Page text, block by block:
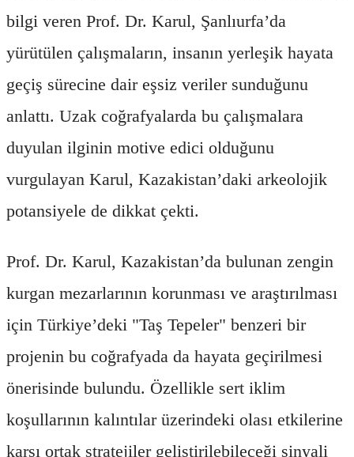
bilgi veren Prof. Dr. Karul, Şanlıurfa’da
yürütülen çalışmaların, insanın yerleşik hayata
geçiş sürecine dair eşsiz veriler sunduğunu
anlattı. Uzak coğrafyalarda bu çalışmalara
duyulan ilginin motive edici olduğunu
vurgulayan Karul, Kazakistan’daki arkeolojik
potansiyele de dikkat çekti.
Prof. Dr. Karul, Kazakistan’da bulunan zengin
kurgan mezarlarının korunması ve araştırılması
için Türkiye’deki "Taş Tepeler" benzeri bir
projenin bu coğrafyada da hayata geçirilmesi
önerisinde bulundu. Özellikle sert iklim
koşullarının kalıntılar üzerindeki olası etkilerine
karşı ortak stratejiler geliştirilebileceği sinyali